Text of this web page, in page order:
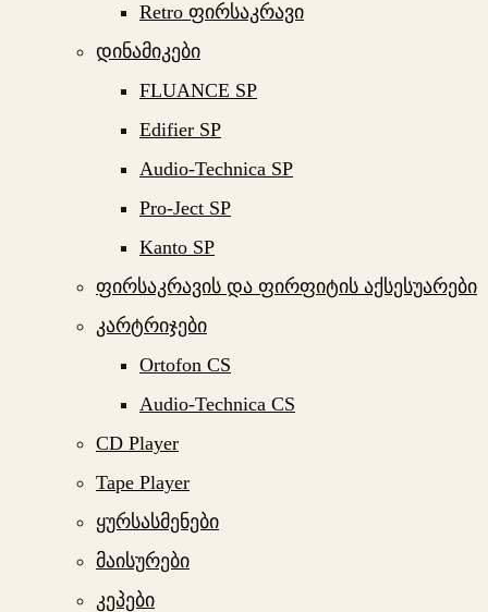
Retro ფირსაკრავი
დინამიკები
FLUANCE SP
Edifier SP
Audio-Technica SP
Pro-Ject SP
Kanto SP
ფირსაკრავის და ფირფიტის აქსესუარები
კარტრიჯები
Ortofon CS
Audio-Technica CS
CD Player
Tape Player
ყურსასმენები
მაისურები
კეპები